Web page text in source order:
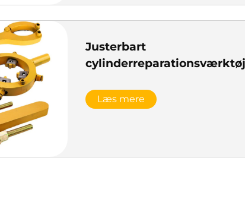
Justerbart
cylinderreparationsværktøj
Læs mere